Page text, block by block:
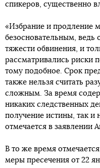
спикеров, существенно
«Избрание и продление
безосновательным, ведь
тяжести обвинения, и
рассматривались риски
тому подобное. Срок
также нельзя считать
сложным. За время
никаких следственных
получение истины, так и
отмечается в заявлении
В то же время
меры пресечения от 22